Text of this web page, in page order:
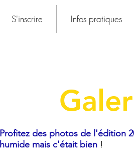
S'inscrire Infos pratiques
Profitez des photos de l'édition
humide mais c'était bien !